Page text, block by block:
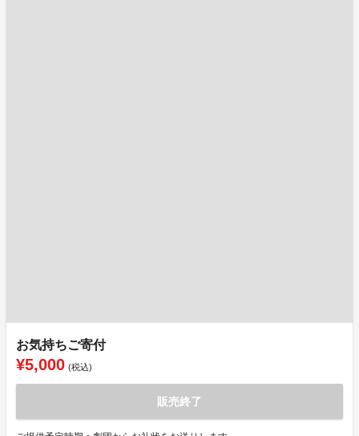
お気持ちご寄付
¥5,000 (税込)
販売終了